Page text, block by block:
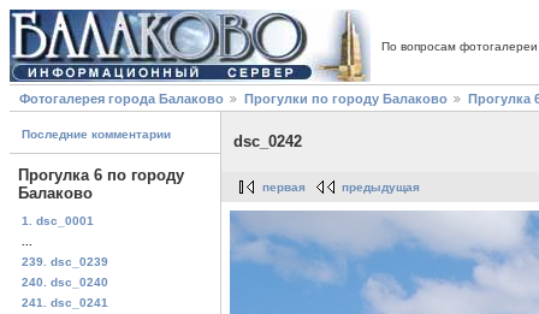
По вопросам
Фотогалерея города Балаково Прогулки по городу Балаково Прогулка
Последние комментарии
Прогулка 6 по городу
Балаково
1. dsc_0001
239. dsc_0239
240. dsc_0240
241. dsc_0241
dsc_0242
первая предыдущая